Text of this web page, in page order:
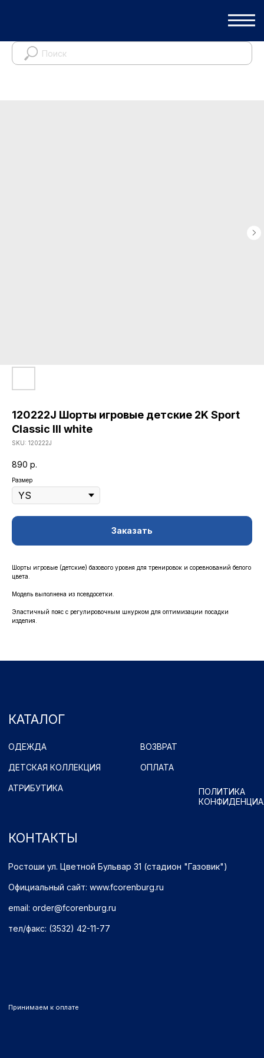
120222J Шорты игровые детские 2K Sport
Classic llI white
SKU: 120222J
890 р.
Размер
Заказать
Шорты игровые (детские) базового уровня для тренировок и соревнований белого
цвета.
Модель выполнена из псевдосетки.
Эластичный пояс с регулировочным шнурком для оптимизации посадки
изделия.
КАТАЛОГ
КОНТАКТЫ
ВОЗВРАТ
ПОЛИТИКА
КОНФИДЕНЦИАЛЬНОСТИ
Имущественные права принадлежат ФК "Оренбург" (Оренбург)
Политика обработки персональных данных.
Ростоши ул. Цветной Бульвар 31 (стадион "Газовик")
Принимаем к оплате